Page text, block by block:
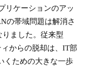
リケーションのアッ
の帯域問題は解消さ
りました。従来型
からの脱却は、IT部
くための大きな一歩